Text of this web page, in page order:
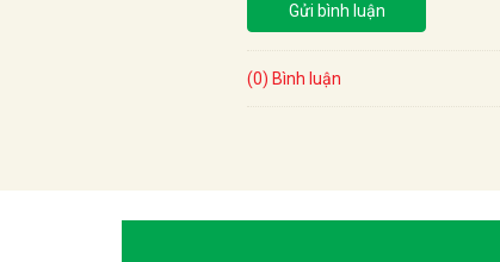
Gửi bình luận
(0) Bình luận